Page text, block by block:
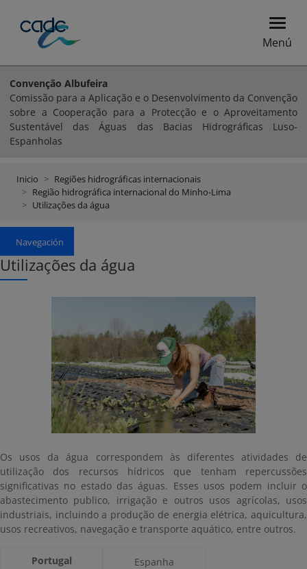
Menú
Convenção Albufeira
Comissão para a Aplicação e o Desenvolvimento da Convenção
sobre a Cooperação para a Protecção e o Aproveitamento
Sustentável das Águas das Bacias Hidrográficas Luso-
Espanholas
Inicio
Regiões hidrográficas internacionais
Região hidrográfica internacional do Minho-Lima
Utilizações da água
Navegación
Utilizações da água
Os usos da água correspondem às diferentes atividades de
utilização dos recursos hídricos que tenham repercussões
significativas no estado das águas. Esses usos podem incluir o
abastecimento publico, irrigação e outros usos agrícolas, usos
industriais, incluindo a produção de energia elétrica, aquicultura,
usos recreativos, navegação e transporte aquático, entre outros.
Portugal Espanha